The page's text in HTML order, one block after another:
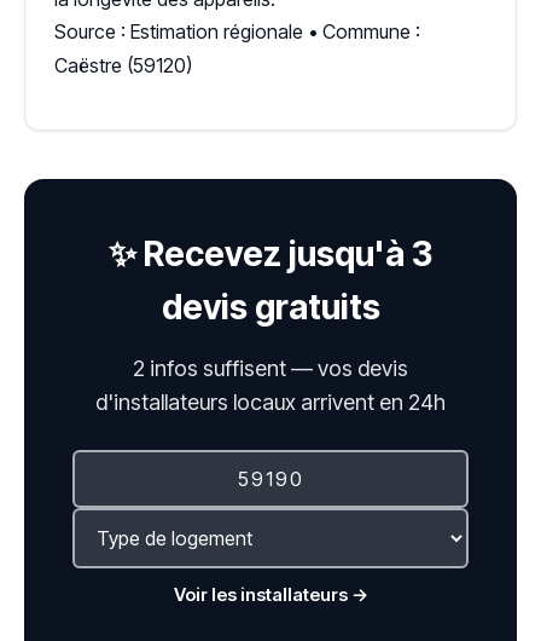
Source : Estimation régionale • Commune :
Caëstre (59120)
✨ Recevez jusqu'à 3
devis gratuits
2 infos suffisent — vos devis
d'installateurs locaux arrivent en 24h
Voir les installateurs →